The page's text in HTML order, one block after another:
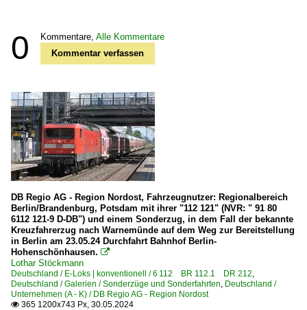
0 Kommentare, Alle Kommentare
Kommentar verfassen
DB Regio AG - Region Nordost, Fahrzeugnutzer: Regionalbereich
Berlin/Brandenburg, Potsdam mit ihrer "112 121" (NVR: " 91 80
6112 121-9 D-DB") und einem Sonderzug, in dem Fall der bekannte
Kreuzfahrerzug nach Warnemünde auf dem Weg zur Bereitstellung
in Berlin am 23.05.24 Durchfahrt Bahnhof Berlin-
Hohenschönhausen. 
Lothar Stöckmann
Deutschland / E-Loks | konventionell / 6 112 BR 112.1 DR 212,
Deutschland / Galerien / Sonderzüge und Sonderfahrten, Deutschland /
Unternehmen (A - K) / DB Regio AG - Region Nordost
 365 1200x743 Px, 30.05.2024